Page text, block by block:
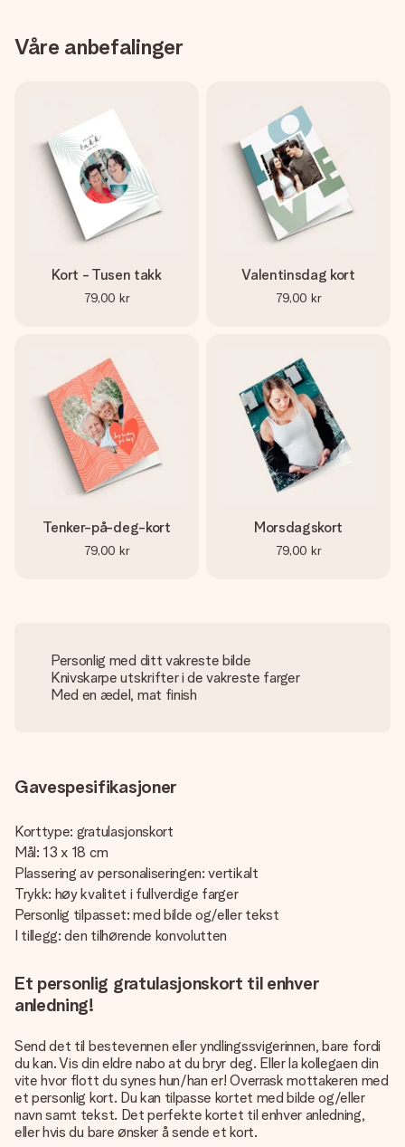
Våre anbefalinger
Kort - Tusen takk
79,00 kr
Valentinsdag kort
79,00 kr
Tenker-på-deg-kort
79,00 kr
Morsdagskort
79,00 kr
Personlig med ditt vakreste bilde
Knivskarpe utskrifter i de vakreste farger
Med en ædel, mat finish
Gavespesifikasjoner
Korttype: gratulasjonskort
Mål: 13 x 18 cm
Plassering av personaliseringen: vertikalt
Trykk: høy kvalitet i fullverdige farger
Personlig tilpasset: med bilde og/eller tekst
I tillegg: den tilhørende konvolutten
Et personlig gratulasjonskort til enhver
anledning!
Send det til bestevennen eller yndlingssvigerinnen, bare fordi
du kan. Vis din eldre nabo at du bryr deg. Eller la kollegaen din
vite hvor flott du synes hun/han er! Overrask mottakeren med
et personlig kort. Du kan tilpasse kortet med bilde og/eller
navn samt tekst. Det perfekte kortet til enhver anledning,
eller hvis du bare ønsker å sende et kort.